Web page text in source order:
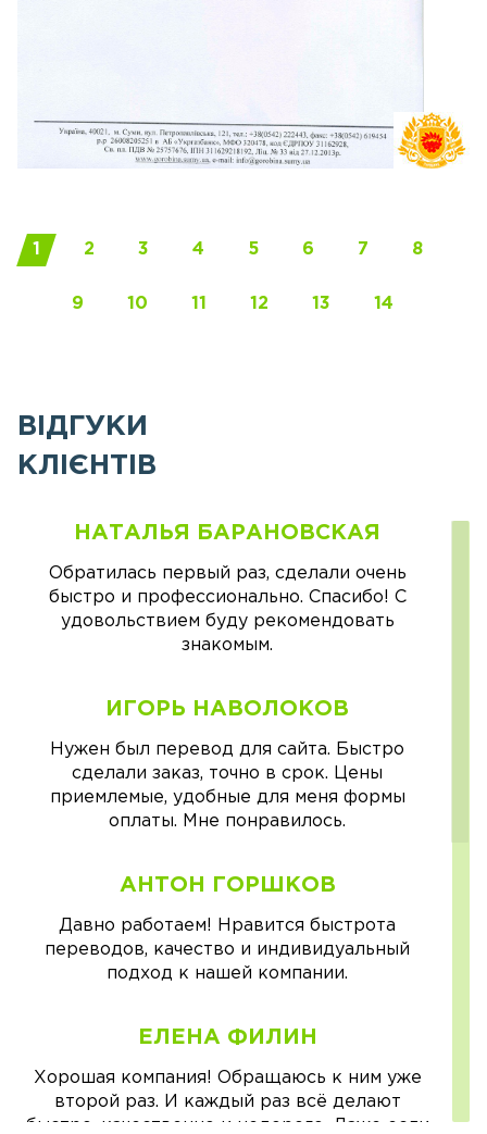
1 2 3 4 5 6 7 8
9 10 11 12 13 14
ВІДГУКИ
КЛІЄНТІВ
НАТАЛЬЯ БАРАНОВСКАЯ
Обратилась первый раз, сделали очень
быстро и профессионально. Спасибо! С
удовольствием буду рекомендовать
знакомым.
ИГОРЬ НАВОЛОКОВ
Нужен был перевод для сайта. Быстро
сделали заказ, точно в срок. Цены
приемлемые, удобные для меня формы
оплаты. Мне понравилось.
АНТОН ГОРШКОВ
Давно работаем! Нравится быстрота
переводов, качество и индивидуальный
подход к нашей компании.
ЕЛЕНА ФИЛИН
Хорошая компания! Обращаюсь к ним уже
второй раз. И каждый раз всё делают
быстро, качественно и недорого. Даже если